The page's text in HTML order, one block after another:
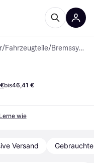
/Fahrzeugteile/ Bremssysteme
bis46,41 €
Lerne wie
Versand